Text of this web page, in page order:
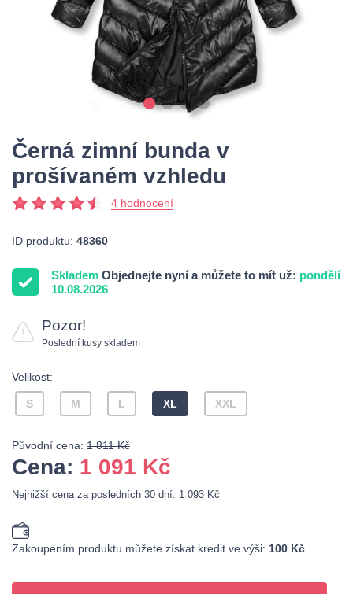
Černá zimní bunda v
prošívaném vzhledu
4 hodnocení
ID produktu: 48360
Skladem Objednejte nyní a můžete to mít už: pondělí
10.08.2026
Pozor!
Poslední kusy skladem
Velikost:
S M L XL XXL
Původní cena: 1 811 Kč
Cena: 1 091 Kč
Nejnižší cena za posledních 30 dní: 1 093 Kč
Zakoupením produktu můžete získat kredit ve výši: 100 Kč